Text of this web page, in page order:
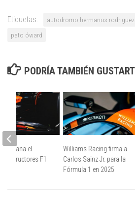
Etiquetas: autodromo hermanos rodriguez
pato óward
PODRÍA TAMBIÉN
Williams Racing firma a
Carlos Sainz Jr. para la
Fórmula 1 en 2025
gana el
F1